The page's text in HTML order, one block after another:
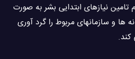
نیازهای ابتدایی بشر به صورت
ها و سازمانهای مربوط را گرد آوری
كند.